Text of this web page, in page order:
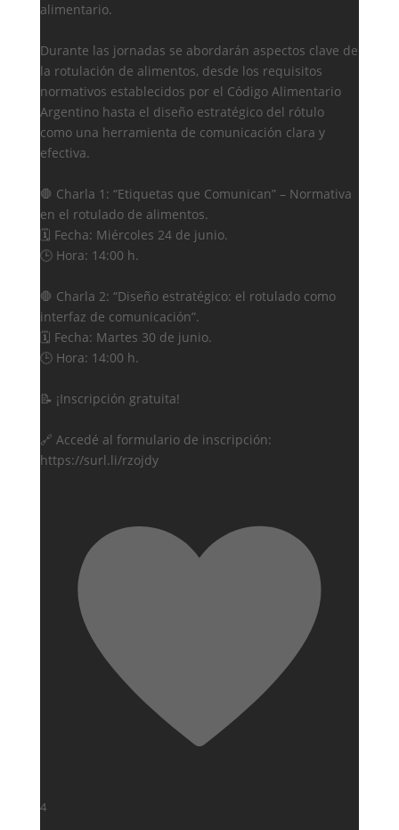
alimentario.
Durante las jornadas se abordarán aspectos clave de
la rotulación de alimentos, desde los requisitos
normativos establecidos por el Código Alimentario
Argentino hasta el diseño estratégico del rótulo
como una herramienta de comunicación clara y
efectiva.
🛑 Charla 1: “Etiquetas que Comunican” – Normativa
en el rotulado de alimentos.
🗓️ Fecha: Miércoles 24 de junio.
🕒 Hora: 14:00 h.
🛑 Charla 2: “Diseño estratégico: el rotulado como
interfaz de comunicación”.
🗓️ Fecha: Martes 30 de junio.
🕒 Hora: 14:00 h.
📝 ¡Inscripción gratuita!
🔗 Accedé al formulario de inscripción:
https://surl.li/rzojdy
4